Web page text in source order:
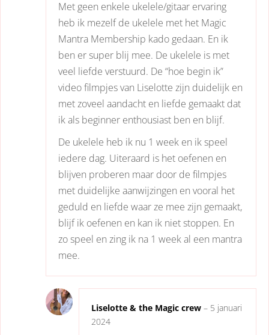
5 uit 5
Met geen enkele ukelele/gitaar ervaring
heb ik mezelf de ukelele met het Magic
Mantra Membership kado gedaan. En ik
ben er super blij mee. De ukelele is met
veel liefde verstuurd. De “hoe begin ik”
video filmpjes van Liselotte zijn duidelijk en
met zoveel aandacht en liefde gemaakt dat
ik als beginner enthousiast ben en blijf.
De ukelele heb ik nu 1 week en ik speel
iedere dag. Uiteraard is het oefenen en
blijven proberen maar door de filmpjes
met duidelijke aanwijzingen en vooral het
geduld en liefde waar ze mee zijn gemaakt,
blijf ik oefenen en kan ik niet stoppen. En
zo speel en zing ik na 1 week al een mantra
mee.
Liselotte & the Magic crew – 5 januari
2024